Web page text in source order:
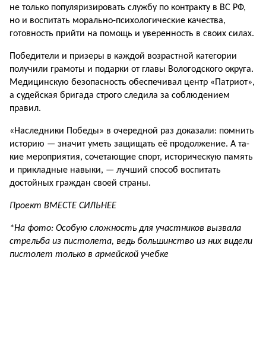
не только популяризиро­вать службу по контракту в ВС РФ,
но и воспитать мораль­но-психологические качества,
готовность прийти на помощь и уверенность в своих силах.
Победители и призеры в каждой возрастной категории
получили грамоты и подарки от главы Вологодского округа.
Ме­дицинскую безопасность обеспечивал центр «Патриот»,
а су­дейская бригада строго сле­дила за соблюдением
правил.
«Наследники Победы» в оче­редной раз доказали: помнить
историю — значит уметь за­щищать её продолжение. А та­
кие мероприятия, сочетающие спорт, историческую память
и прикладные навыки, — лучший способ воспитать
достойных граждан своей страны.
Проект ВМЕСТЕ СИЛЬНЕЕ
*На фото: Особую сложность для участников вызвала
стрельба из пистолета, ведь большинство из них видели
пистолет только в армейской учебке